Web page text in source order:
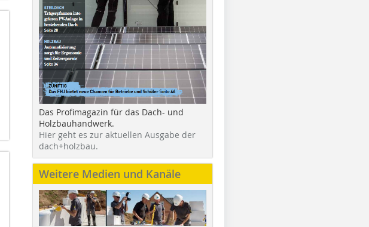
Das Profimagazin für das Dach- und
Holzbauhandwerk.
Hier geht es zur aktuellen Ausgabe der
dach+holzbau.
Weitere Medien und Kanäle